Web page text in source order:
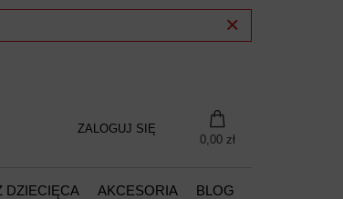
ZALOGUJ SIĘ
0,00 zł
DZIECIĘCA AKCESORIA BLOG